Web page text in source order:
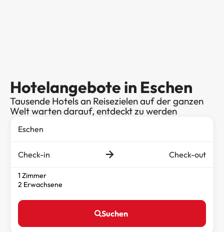
Hotelangebote in Eschen
Tausende Hotels an Reisezielen auf der ganzen
Welt warten darauf, entdeckt zu werden
Check-in Check-out
1 Zimmer
2 Erwachsene
Suchen